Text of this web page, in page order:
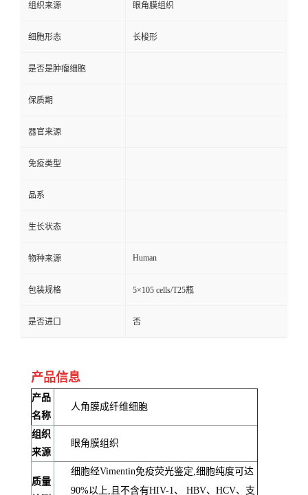
组织来源 眼角膜组织
细胞形态 长梭形
是否是肿瘤细胞
保质期
器官来源
免疫类型
品系
生长状态
物种来源 Human
包装规格 5×105 cells/T25瓶
是否进口 否
产品信息
产品
名称
人角膜成纤维细胞
组织
来源
眼角膜组织
质量
细胞经Vimentin免疫荧光鉴定,细胞纯度可达
90%以上,且不含有HIV-1、 HBV、HCV、支